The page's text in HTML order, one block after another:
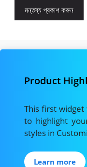
Product
This first
to highlight
styles in
Learn more